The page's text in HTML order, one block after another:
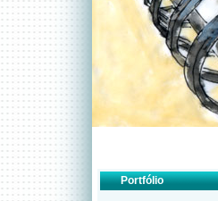
Portfólio